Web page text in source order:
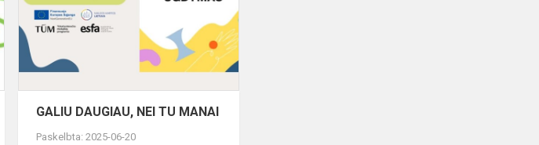
VEIKLOS
TU
MANAI
GALIU DAUGIAU, NEI TU MANAI
Paskelbta: 2025-06-20